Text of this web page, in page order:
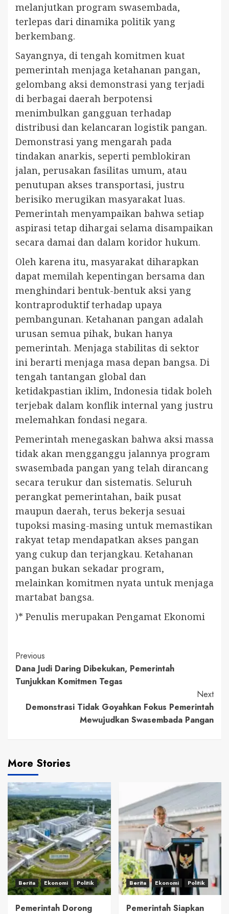
melanjutkan program swasembada,
terlepas dari dinamika politik yang
berkembang.
Sayangnya, di tengah komitmen kuat
pemerintah menjaga ketahanan pangan,
gelombang aksi demonstrasi yang terjadi
di berbagai daerah berpotensi
menimbulkan gangguan terhadap
distribusi dan kelancaran logistik pangan.
Demonstrasi yang mengarah pada
tindakan anarkis, seperti pemblokiran
jalan, perusakan fasilitas umum, atau
penutupan akses transportasi, justru
berisiko merugikan masyarakat luas.
Pemerintah menyampaikan bahwa setiap
aspirasi tetap dihargai selama disampaikan
secara damai dan dalam koridor hukum.
Oleh karena itu, masyarakat diharapkan
dapat memilah kepentingan bersama dan
menghindari bentuk-bentuk aksi yang
kontraproduktif terhadap upaya
pembangunan. Ketahanan pangan adalah
urusan semua pihak, bukan hanya
pemerintah. Menjaga stabilitas di sektor
ini berarti menjaga masa depan bangsa. Di
tengah tantangan global dan
ketidakpastian iklim, Indonesia tidak boleh
terjebak dalam konflik internal yang justru
melemahkan fondasi negara.
Pemerintah menegaskan bahwa aksi massa
tidak akan mengganggu jalannya program
swasembada pangan yang telah dirancang
secara terukur dan sistematis. Seluruh
perangkat pemerintahan, baik pusat
maupun daerah, terus bekerja sesuai
tupoksi masing-masing untuk memastikan
rakyat tetap mendapatkan akses pangan
yang cukup dan terjangkau. Ketahanan
pangan bukan sekadar program,
melainkan komitmen nyata untuk menjaga
martabat bangsa.
)* Penulis merupakan Pengamat Ekonomi
Continue
Reading
Previous
Dana Judi Daring Dibekukan, Pemerintah
Tunjukkan Komitmen Tegas
Next
Demonstrasi Tidak Goyahkan Fokus Pemerintah
Mewujudkan Swasembada Pangan
More Stories
Berita Ekonomi Politik
Pemerintah Dorong
Berita Ekonomi Politik
Pemerintah Siapkan